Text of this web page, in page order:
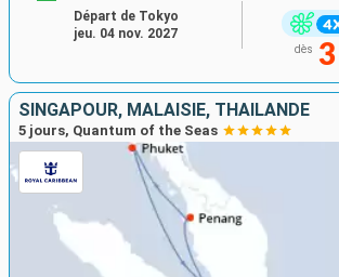
dès
Départ de Tokyo
jeu. 04 nov. 2027
SINGAPOUR, MALAISIE, THAÏLANDE
5 jours, Quantum of the Seas